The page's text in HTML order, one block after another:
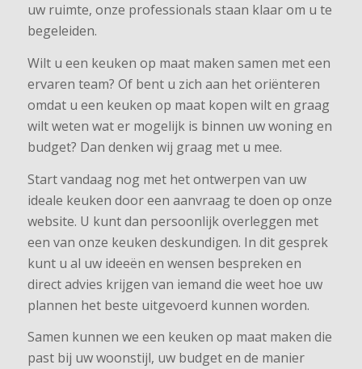
uw ruimte, onze professionals staan klaar om u te
begeleiden.
Wilt u een keuken op maat maken samen met een
ervaren team? Of bent u zich aan het oriënteren
omdat u een keuken op maat kopen wilt en graag
wilt weten wat er mogelijk is binnen uw woning en
budget? Dan denken wij graag met u mee.
Start vandaag nog met het ontwerpen van uw
ideale keuken door een aanvraag te doen op onze
website. U kunt dan persoonlijk overleggen met
een van onze keuken deskundigen. In dit gesprek
kunt u al uw ideeën en wensen bespreken en
direct advies krijgen van iemand die weet hoe uw
plannen het beste uitgevoerd kunnen worden.
Samen kunnen we een keuken op maat maken die
past bij uw woonstijl, uw budget en de manier